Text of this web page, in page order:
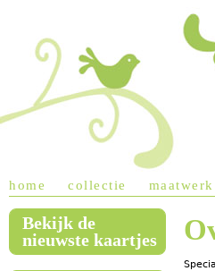
main menu
home collectie maatwerk
Bekijk de
nieuwste kaartjes